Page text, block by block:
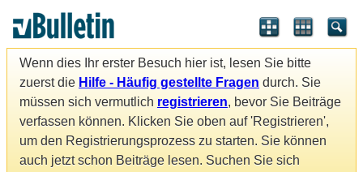
Wenn dies Ihr erster Besuch hier ist, lesen Sie bitte
zuerst die Hilfe - Häufig gestellte Fragen durch. Sie
müssen sich vermutlich registrieren, bevor Sie Beiträge
verfassen können. Klicken Sie oben auf 'Registrieren',
um den Registrierungsprozess zu starten. Sie können
auch jetzt schon Beiträge lesen. Suchen Sie sich